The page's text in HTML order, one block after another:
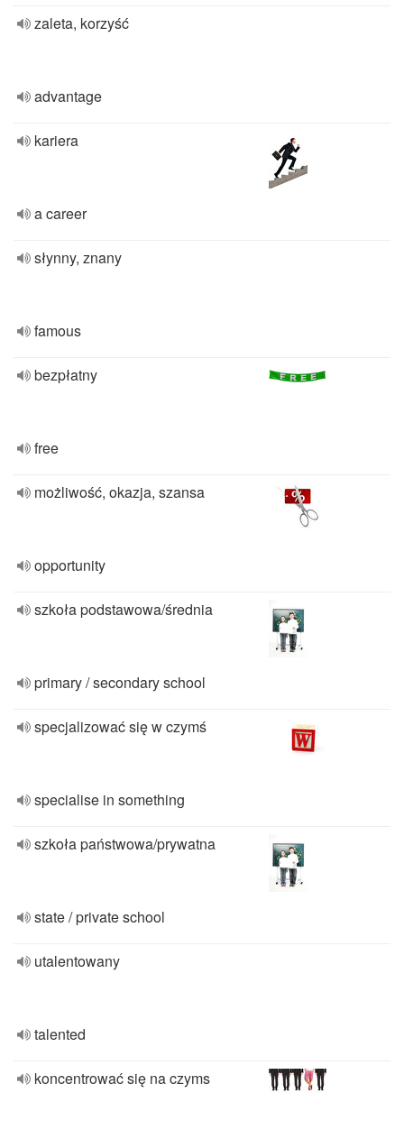
zaleta, korzyść
advantage
kariera
a career
słynny, znany
famous
bezpłatny
free
możliwość, okazja, szansa
opportunity
szkoła podstawowa/średnia
primary / secondary school
specjalizować się w czymś
specialise in something
szkoła państwowa/prywatna
state / private school
utalentowany
talented
koncentrować się na czyms